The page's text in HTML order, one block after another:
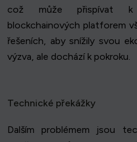
což může přispívat k
blockchainových platforem
řešeních, aby snížily svou
výzva, ale dochází k pokroku.
Technické překážky
Dalším problémem jsou